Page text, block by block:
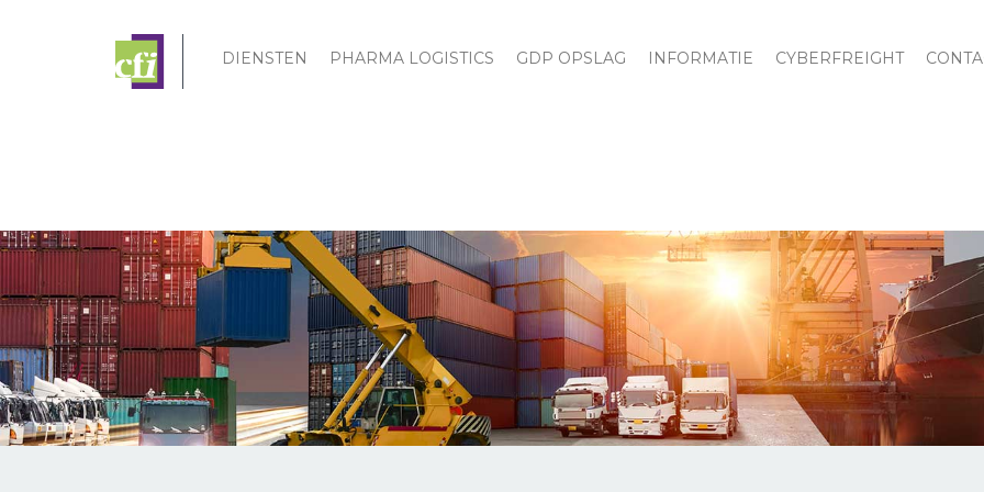
DIENSTEN PHARMA LOGISTICS GDP OPSLAG INFORMATIE CYBERFREIGHT